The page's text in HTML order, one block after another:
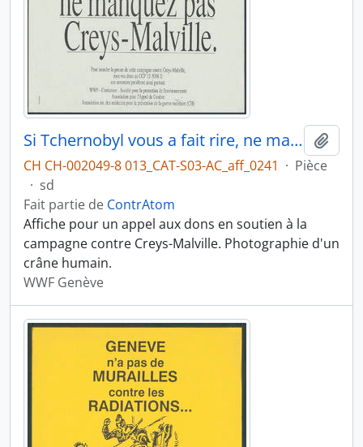
Si Tchernobyl vous a fait rire, ne manquez pas Creys-Malville
CH CH-002049-8 013_CAT-S03-AC_aff_0241 · Pièce
· sd
Fait partie de ContrAtom
Affiche pour un appel aux dons en soutien à la
campagne contre Creys-Malville. Photographie d'un
crâne humain.
WWF Genève